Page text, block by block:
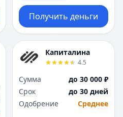
Получить деньги
Капиталина
4.5
Сумма
до 30 000 ₽
Срок
до 30 дней
Одобрение
Среднее